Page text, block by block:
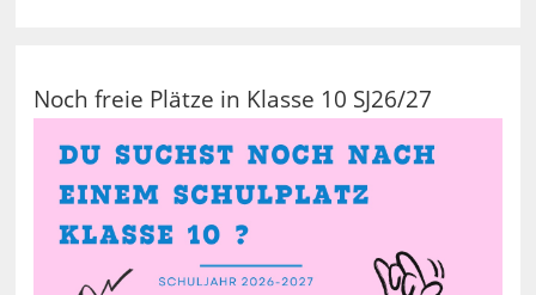
Noch freie Plätze in Klasse 10 SJ26/27